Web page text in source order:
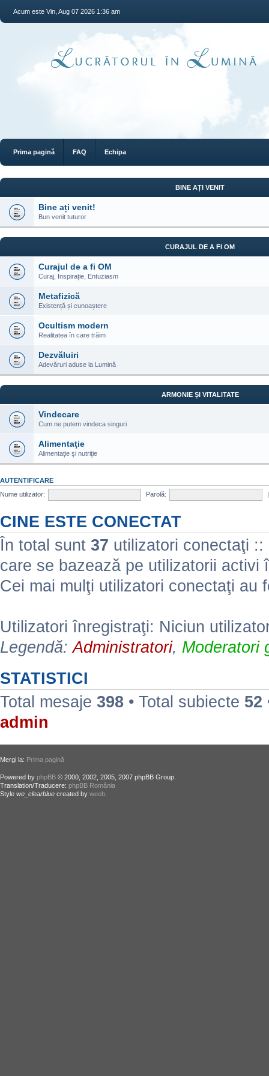
Acum este Vin, Aug 07 2026 1:36 am
Prima pagină FAQ Echipa
BINE AȚI VENIT
Bine ați venit!
Bun venit tuturor
CURAJUL DE A FI OM
Curajul de a fi OM
Curaj, Inspirație, Entuziasm
Metafizică
Existență și cunoaștere
Ocultism modern
Realitatea în care trăim
Dezvăluiri
Adevăruri aduse la Lumină
ARMONIE ȘI VITALITATE
Vindecare
Cum ne putem vindeca singuri
Alimentaţie
Alimentaţie şi nutriţie
AUTENTIFICARE
Nume utilizator:
Parolă:
CINE ESTE CONECTAT
În total sunt 37 utilizatori conectaţi
care se bazează pe utilizatorii activi
Cei mai mulţi utilizatori conectaţi au
Utilizatori înregistraţi: Niciun
Legendă:Administratori, Moderatori
STATISTICI
Total mesaje 398 • Total subiecte 52
admin
Mergi la: Prima pagină
Powered by phpBB © 2000, 2002, 2005, 2007 phpBB Group.
Translation/Traducere: phpBB România
Style we_clearblue created by weeb